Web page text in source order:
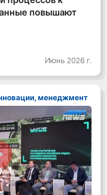
повышают
Июнь 2026 г.
менеджмент
видео